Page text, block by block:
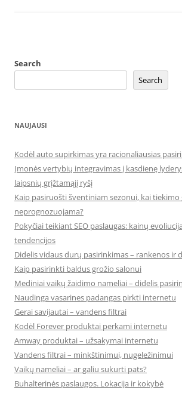
Search
Search
NAUJAUSI
Kodėl auto supirkimas yra racionaliausias
Įmonės vertybių integravimas į kasdienę
laipsnių grįžtamąjį ryšį
Kaip pasiruošti šventiniam sezonui, kai
neprognozuojama?
Pokyčiai teikiant SEO paslaugas: kainų
tendencijos
Didelis vidaus durų pasirinkimas – rankenos ir
Kaip pasirinkti baldus grožio salonui
Mediniai vaikų žaidimo nameliai – didelis
Naudinga vasarines padangas pirkti internetu
Gerai savijautai – vandens filtrai
Kodėl Forever produktai perkami internetu
Amway produktai – užsakymai internetu
Vandens filtrai – minkštinimui, nugeležinimui
Vaikų nameliai – ar galiu sukurti pats?
Buhalterinės paslaugos. Lokacija ir kokybė